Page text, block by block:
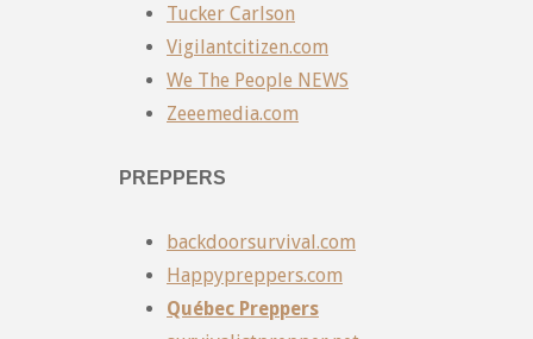
Tucker Carlson
Vigilantcitizen.com
We The People NEWS
Zeeemedia.com
PREPPERS
backdoorsurvival.com
Happypreppers.com
Québec Preppers